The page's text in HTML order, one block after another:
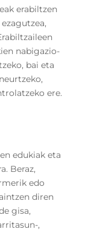
erabiltzen
nabigazio-
bai eta
ere.
edukiak eta
Beraz,
edo
diren
gisa,
,